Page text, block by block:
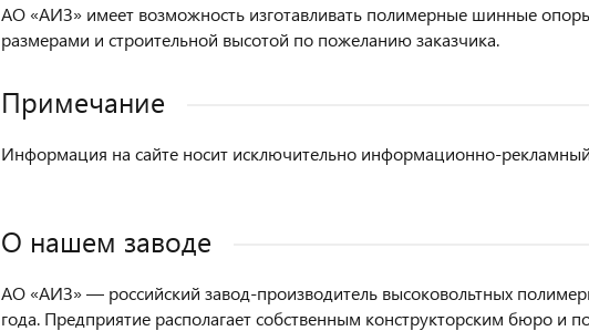
АО «АИЗ» имеет возможность изготавливать полимерные шинные
размерами и строительной высотой по пожеланию заказчика.
Примечание
Информация на сайте носит исключительно информационно-
О нашем заводе
АО «АИЗ» — российский завод-производитель высоковольтных
года. Предприятие располагает собственным конструкторским бюро и